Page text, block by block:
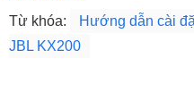
Từ khóa:
Hướng dẫn cài
JBL KX200